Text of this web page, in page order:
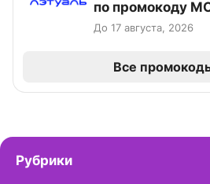
по промокоду
До 17 августа, 2026
Все
Рубрики